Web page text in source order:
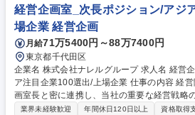
ビル、ターミナルビル、ホテル、工場等豊富な実績あり 募
施工図管理】★伊藤忠G/即戦力募集!/年休126
経営企画室_次長ポジション/アジ
場企業 経営企画
月給71万5400円～88万7400円
東京都千代田区
企業名 株式会社ナレルグループ 求人名 経営企画室_次長ポジション/アジ
ア注目企業100選出/上場企業 仕事の内容 経営陣・担当役員および経営企
画室長と密に連携し、当社の重要な経営戦略
内の重要プロジェクトの牽引を担当いただけ
業界未経験歓迎 年間休日120日以上 資格取得